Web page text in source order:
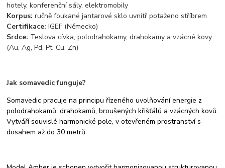
hotely, konferenční sály, elektromobily
Korpus: ručně foukané jantarové sklo uvnitř potaženo stříbrem
Certifikace: IGEF (Německo)
Srdce: Teslova cívka, polodrahokamy, drahokamy a vzácné kovy
(Au, Ag, Pd, Pt, Cu, Zn)
Jak somavedic funguje?
Somavedic pracuje na principu řízeného uvolňování energie z
polodrahokamů, drahokamů, broušených křišťálů a vzácných kovů.
Vytváří souvislé harmonické pole, v otevřeném prostranství s
dosahem až do 30 metrů.